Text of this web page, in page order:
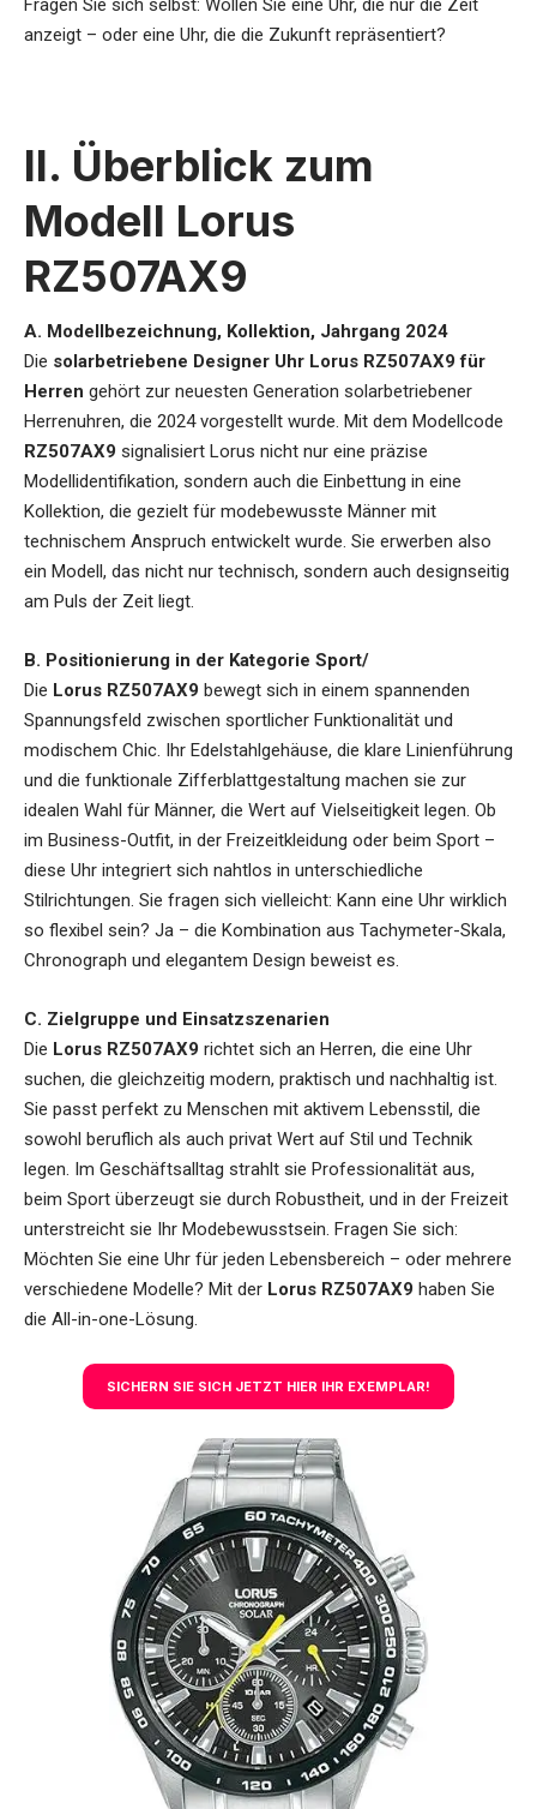
Fragen Sie sich selbst: Wollen Sie eine Uhr, die nur die Zeit
anzeigt – oder eine Uhr, die die Zukunft repräsentiert?
II. Überblick zum
Modell Lorus
RZ507AX9
A. Modellbezeichnung, Kollektion, Jahrgang 2024
Die solarbetriebene Designer Uhr Lorus RZ507AX9 für
Herren gehört zur neuesten Generation solarbetriebener
Herrenuhren, die 2024 vorgestellt wurde. Mit dem Modellcode
RZ507AX9 signalisiert Lorus nicht nur eine präzise
Modellidentifikation, sondern auch die Einbettung in eine
Kollektion, die gezielt für modebewusste Männer mit
technischem Anspruch entwickelt wurde. Sie erwerben also
ein Modell, das nicht nur technisch, sondern auch designseitig
am Puls der Zeit liegt.
B. Positionierung in der Kategorie Sport/
Die Lorus RZ507AX9 bewegt sich in einem spannenden
Spannungsfeld zwischen sportlicher Funktionalität und
modischem Chic. Ihr Edelstahlgehäuse, die klare Linienführung
und die funktionale Zifferblattgestaltung machen sie zur
idealen Wahl für Männer, die Wert auf Vielseitigkeit legen. Ob
im Business-Outfit, in der Freizeitkleidung oder beim Sport –
diese Uhr integriert sich nahtlos in unterschiedliche
Stilrichtungen. Sie fragen sich vielleicht: Kann eine Uhr wirklich
so flexibel sein? Ja – die Kombination aus Tachymeter-Skala,
Chronograph und elegantem Design beweist es.
C. Zielgruppe und Einsatzszenarien
Die Lorus RZ507AX9 richtet sich an Herren, die eine Uhr
suchen, die gleichzeitig modern, praktisch und nachhaltig ist.
Sie passt perfekt zu Menschen mit aktivem Lebensstil, die
sowohl beruflich als auch privat Wert auf Stil und Technik
legen. Im Geschäftsalltag strahlt sie Professionalität aus,
beim Sport überzeugt sie durch Robustheit, und in der Freizeit
unterstreicht sie Ihr Modebewusstsein. Fragen Sie sich:
Möchten Sie eine Uhr für jeden Lebensbereich – oder mehrere
verschiedene Modelle? Mit der Lorus RZ507AX9 haben Sie
die All-in-one-Lösung.
SICHERN SIE SICH JETZT HIER IHR EXEMPLAR!